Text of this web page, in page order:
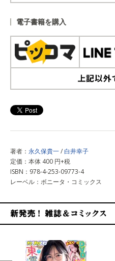
電子書籍を購入
著者： 永久保貴一/ 白井幸子
定価：本体 400 円+税
ISBN：978-4-253-09773-4
レーベル：ボニータ・コミックス